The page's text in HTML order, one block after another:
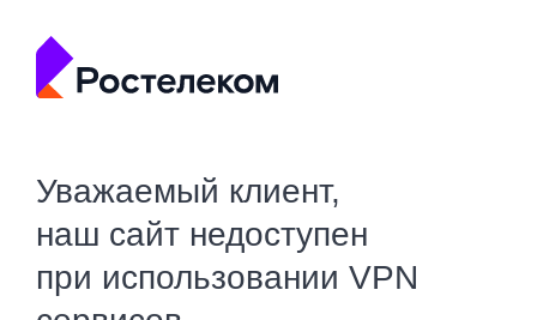
Уважаемый клиент,
наш сайт недоступен
при использовании VPN